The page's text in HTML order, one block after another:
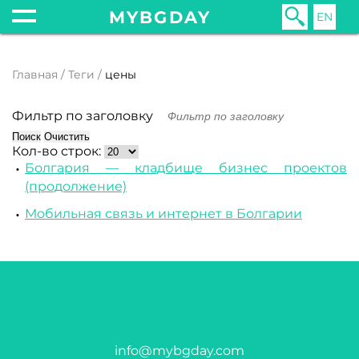
MYBGDAY EN
Главная Теги цены
Фильтр по заголовку
Поиск Очистить
Кол-во строк:
Болгария — кладбище бизнес проектов
(продолжение)
Мобильная связь и интернет в Болгарии
info@mybgday.com